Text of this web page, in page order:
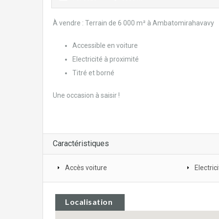
À vendre : Terrain de 6 000 m² à Ambatomirahavavy
Accessible en voiture
Electricité à proximité
Titré et borné
Une occasion à saisir !
Caractéristiques
Accès voiture
Localisation